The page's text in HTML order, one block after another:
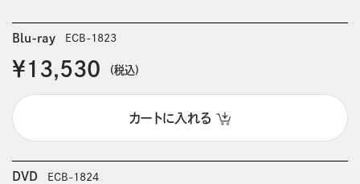
Blu-ray ECB-1823
￥13,530 (税込)
カートに入れる
DVD ECB-1824